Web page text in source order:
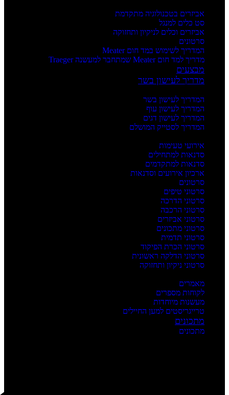
אביזרים בטכנולוגיה מתקדמת
סט כלים למנגל
אביזרים וכלים לניקיון ותחזוקה
סרטונים
המדריך לשימוש במד חום Meater
מדריך למד חום Meater שמתחבר למעשנה Traeger
מבצעים
מדריך לעישון בשר
המדריך לעישון בשר
המדריך לעישון עוף
המדריך לעישון דגים
המדריך לסטייק המושלם
אירועי טעימות
סדנאות למתחילים
סדנאות למתקדמים
ארכיון אירועים וסדנאות
סרטונים
סרטוני טיפים
סרטוני הדרכה
סרטוני הרכבה
סרטוני אביזרים
סרטוני מתכונים
סרטוני תדמית
סרטוני הכרת הפיקוד
סרטוני הדלקה ראשונית
סרטוני ניקיון ותחזוקה
מאמרים
לקוחות מספרים
מעשנות מיוחדות
טרייגריסטים למען החיילים
מתכונים
מתכונים